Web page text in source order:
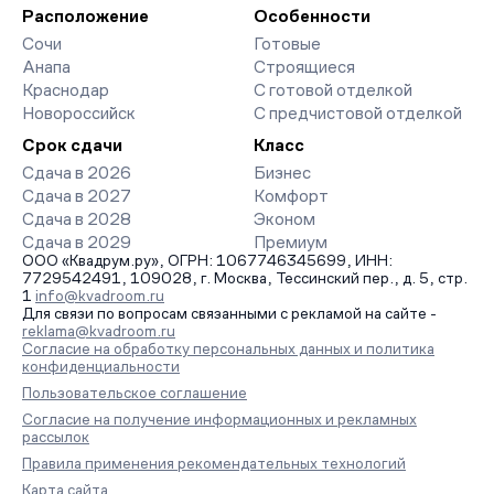
организует просмотр и поможет одобрить ипотеку по
минимальной ставке. Чтобы зафиксировать цену, оставьте
заявку на обратный звонок.
Расположение
Сочи
Анапа
Краснодар
Новороссийск
Особенности
Готовые
Строящиеся
С готовой отделкой
С предчистовой отделкой
Срок сдачи
Сдача в 2026
Сдача в 2027
Сдача в 2028
Сдача в 2029
Класс
Бизнес
Комфорт
Эконом
Премиум
ООО «Квадрум.ру», ОГРН: 1067746345699, ИНН:
7729542491, 109028, г. Москва, Тессинский пер., д. 5, стр.
1 info@kvadroom.ru
Для связи по вопросам связанными с рекламой на сайте -
reklama@kvadroom.ru
Согласие на обработку персональных данных и политика
конфиденциальности
Пользовательское соглашение
Согласие на получение информационных и рекламных
рассылок
Правила применения рекомендательных технологий
Карта сайта